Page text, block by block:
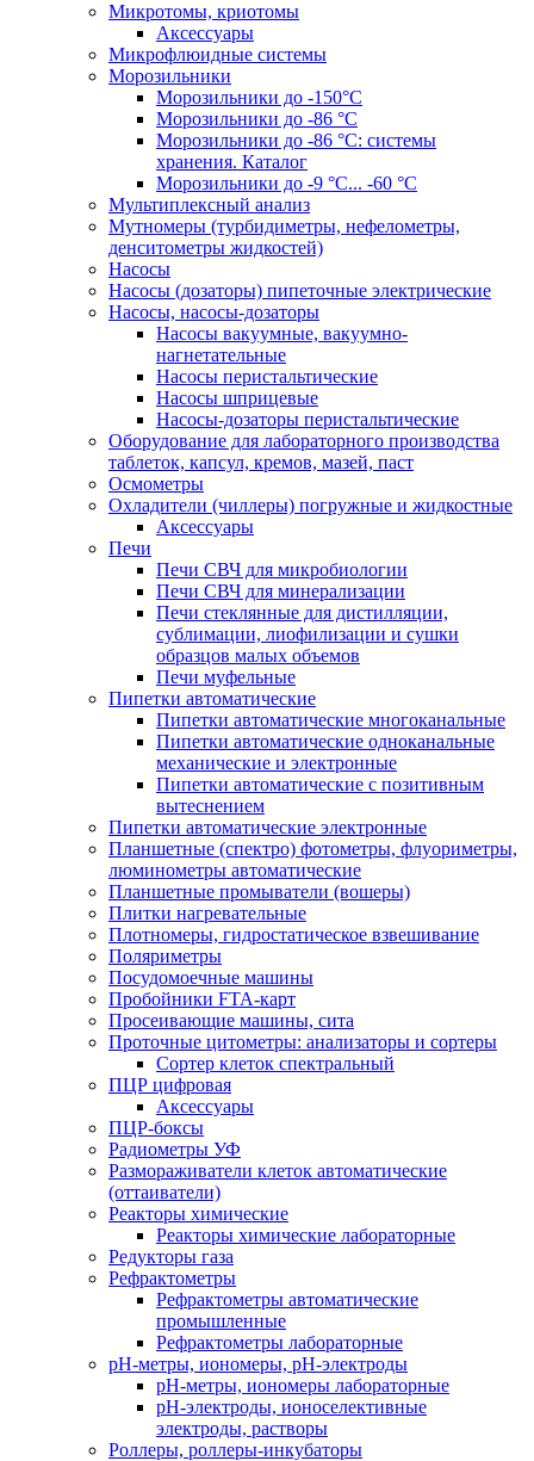
Микротомы, криотомы
Аксессуары
Микрофлюидные системы
Морозильники
Морозильники до -150°С
Морозильники до -86 °C
Морозильники до -86 °C: системы
хранения. Каталог
Морозильники до -9 °C... -60 °C
Мультиплексный анализ
Мутномеры (турбидиметры, нефелометры,
денситометры жидкостей)
Насосы
Насосы (дозаторы) пипеточные электрические
Насосы, насосы-дозаторы
Насосы вакуумные, вакуумно-
нагнетательные
Насосы перистальтические
Насосы шприцевые
Насосы-дозаторы перистальтические
Оборудование для лабораторного производства
таблеток, капсул, кремов, мазей, паст
Осмометры
Охладители (чиллеры) погружные и жидкостные
Аксессуары
Печи
Печи СВЧ для микробиологии
Печи СВЧ для минерализации
Печи стеклянные для дистилляции,
сублимации, лиофилизации и сушки
образцов малых объемов
Печи муфельные
Пипетки автоматические
Пипетки автоматические многоканальные
Пипетки автоматические одноканальные
механические и электронные
Пипетки автоматические с позитивным
вытеснением
Пипетки автоматические электронные
Планшетные (спектро) фотометры, флуориметры,
люминометры автоматические
Планшетные промыватели (вошеры)
Плитки нагревательные
Плотномеры, гидростатическое взвешивание
Поляриметры
Посудомоечные машины
Пробойники FTA-карт
Просеивающие машины, сита
Проточные цитометры: анализаторы и сортеры
Сортер клеток спектральный
ПЦР цифровая
Аксессуары
ПЦР-боксы
Радиометры УФ
Размораживатели клеток автоматические
(оттаиватели)
Реакторы химические
Реакторы химические лабораторные
Редукторы газа
Рефрактометры
Рефрактометры автоматические
промышленные
Рефрактометры лабораторные
рН-метры, иономеры, рН-электроды
рН-метры, иономеры лабораторные
рН-электроды, ионоселективные
электроды, растворы
Роллеры, роллеры-инкубаторы